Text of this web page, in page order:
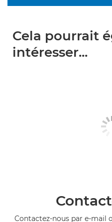
Cela pourrait
intéresser...
Contactez-nous par e-mail